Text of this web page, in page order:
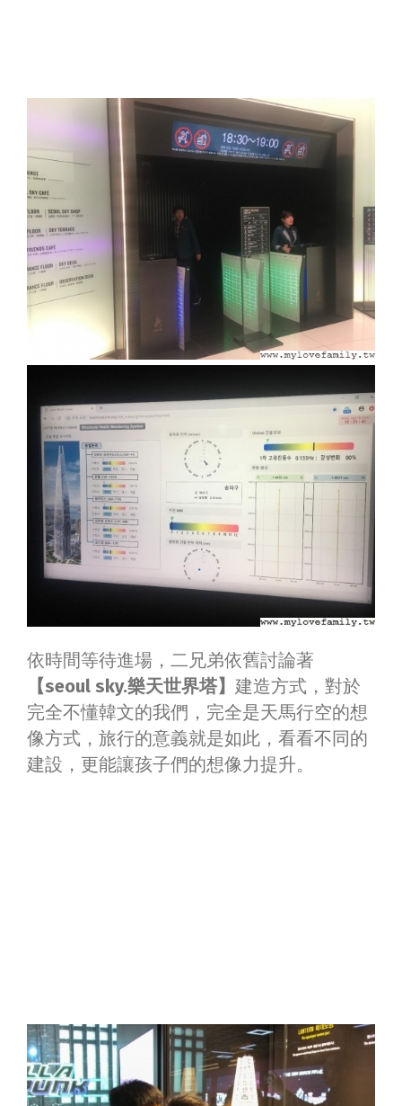
依時間等待進場，二兄弟依舊討論著
【seoul sky.樂天世界塔】 建造方式，對於
完全不懂韓文的我們，完全是天馬行空的想
像方式，旅行的意義就是如此，看看不同的
建設，更能讓孩子們的想像力提升。